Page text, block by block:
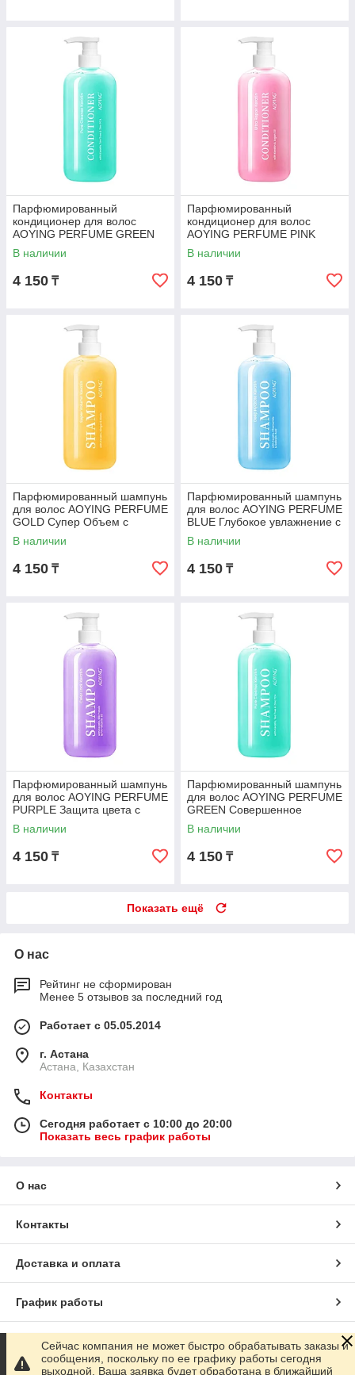
Парфюмированный
кондиционер для волос
AOYING PERFUME GREEN
Совершенное очищение с
кератином, 500 мл
В наличии
4 150 ₸
Парфюмированный
кондиционер для волос
AOYING PERFUME PINK
Ультра восстановление с
кератином, 500 мл
В наличии
4 150 ₸
Парфюмированный шампунь
для волос AOYING PERFUME
GOLD Супер Объем с
Кератином, 500 мл
В наличии
4 150 ₸
Парфюмированный шампунь
для волос AOYING PERFUME
BLUE Глубокое увлажнение с
кератином, 500 мл
В наличии
4 150 ₸
Парфюмированный шампунь
для волос AOYING PERFUME
PURPLE Защита цвета с
кератином, 500 мл
В наличии
4 150 ₸
Парфюмированный шампунь
для волос AOYING PERFUME
GREEN Совершенное
очищение с кератином, 500
мл
В наличии
4 150 ₸
Показать ещё
О нас
Рейтинг не сформирован
Менее 5 отзывов за последний год
Работает с 05.05.2014
г. Астана
Астана, Казахстан
Контакты
Сегодня работает с 10:00 до 20:00
Показать весь график работы
О нас
Контакты
Доставка и оплата
График работы
Полная версия сайта
Сейчас компания не может быстро обрабатывать заказы и
сообщения, поскольку по ее графику работы сегодня
выходной. Ваша заявка будет обработана в ближайший